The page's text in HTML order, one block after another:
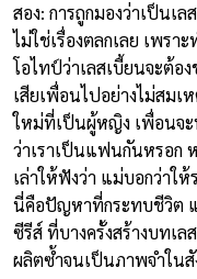
สอง: การถูกมองว่าเป็นเ
ไม่ใช่เรื่องตลกเลย เพรา
โอไทป์ว่าเลสเบี้ยนจะต้อ
เสียเพื่อนไปอย่างไม่สมเ
ใหม่ที่เป็นผู้หญิง เพื่อนจ
ว่าเราเป็นแฟนกันหรอก
เล่าให้ฟังว่า แม่บอกว่าให้
นี่คือปัญหาที่กระทบชีวิต แ
ซีรีส์ ที่บางครั้งสร้างบทเ
ผลิตซ้ำจนเป็นภาพจำในสั